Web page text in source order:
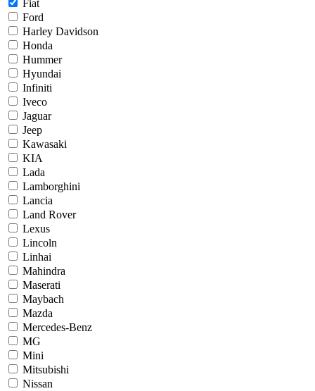
Fiat
Ford
Harley Davidson
Honda
Hummer
Hyundai
Infiniti
Iveco
Jaguar
Jeep
Kawasaki
KIA
Lada
Lamborghini
Lancia
Land Rover
Lexus
Lincoln
Linhai
Mahindra
Maserati
Maybach
Mazda
Mercedes-Benz
MG
Mini
Mitsubishi
Nissan